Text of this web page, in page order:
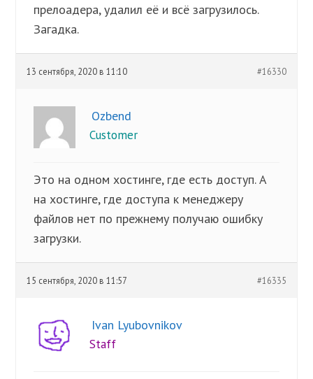
прелоадера, удалил её и всё загрузилось.
Загадка.
13 сентября, 2020 в 11:10 #16330
Ozbend
Customer
Это на одном хостинге, где есть доступ. А
на хостинге, где доступа к менеджеру
файлов нет по прежнему получаю ошибку
загрузки.
15 сентября, 2020 в 11:57 #16335
Ivan Lyubovnikov
Staff